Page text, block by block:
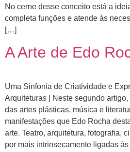
No cerne desse conceito está a
completa funções e atende às
[…]
A Arte de Edo
Uma Sinfonia de Criatividade e
Arquiteturas | Neste segundo
das artes plásticas, música e
manifestações que Edo Rocha
arte. Teatro, arquitetura, fotografia,
por mais intrinsecamente ligadas